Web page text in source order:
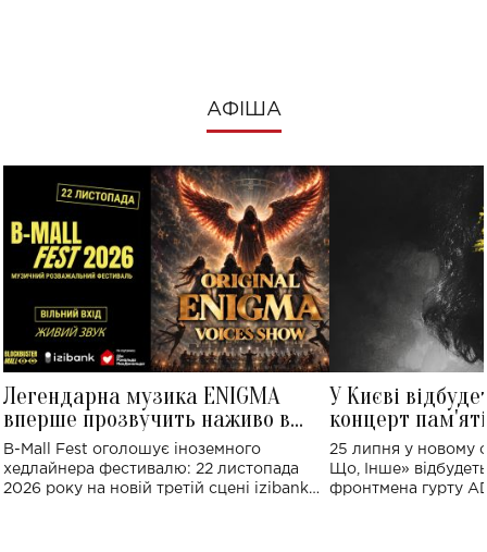
АФІША
Легендарна музика ENIGMA
вперше прозвучить наживо в
Україні: де відбудеться концерт
B-Mall Fest оголошує іноземного
хедлайнера фестивалю: 22 листопада
2026 року на новій третій сцені izibank
У Києві
концерт
Клименка:
виконають
25 липня у новому
Що, Інше»
фронтмена гурту